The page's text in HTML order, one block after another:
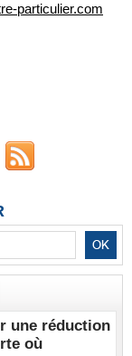
particulier.com
une réduction
où